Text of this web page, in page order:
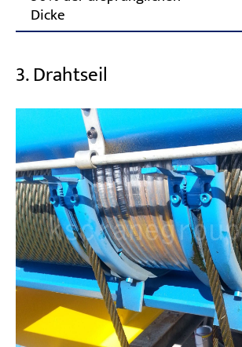
Dicke
3. Drahtseil